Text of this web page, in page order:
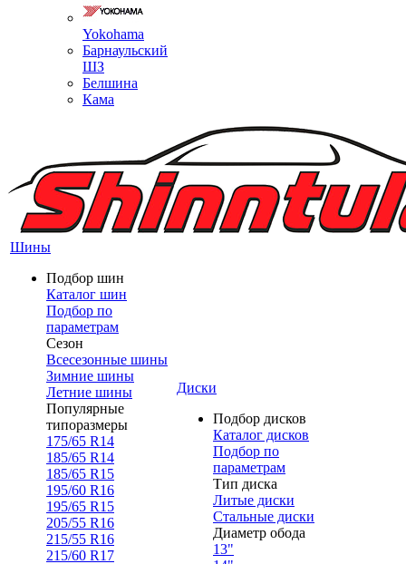
Yokohama
Барнаульский
ШЗ
Белшина
Кама
Шины
Подбор шин
Каталог шин
Подбор по
параметрам
Сезон
Всесезонные шины
Зимние шины
Летние шины
Популярные
типоразмеры
175/65 R14
185/65 R14
185/65 R15
195/60 R16
195/65 R15
205/55 R16
215/55 R16
215/60 R17
Диски
Подбор дисков
Каталог дисков
Подбор по
параметрам
Тип диска
Литые диски
Стальные диски
Диаметр обода
13"